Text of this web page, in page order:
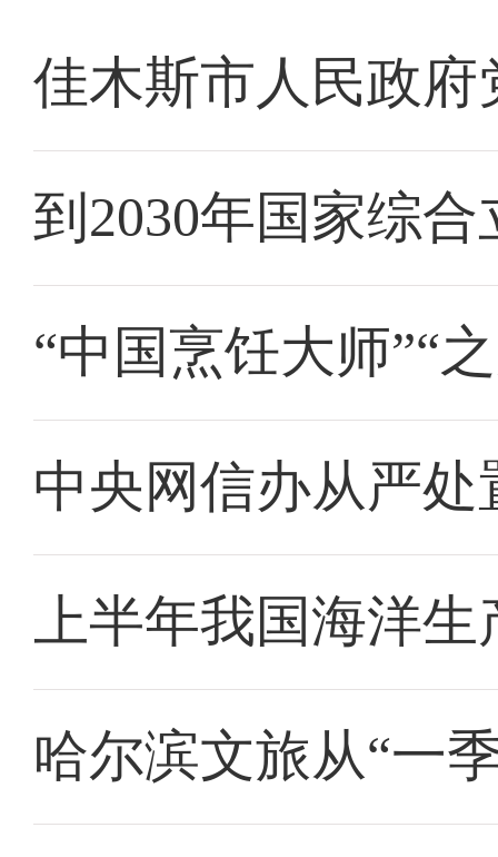
佳木斯市人民政
到2030年国家综
“中国烹饪大师”“
中央网信办从严
上半年我国海洋生
哈尔滨文旅从“一